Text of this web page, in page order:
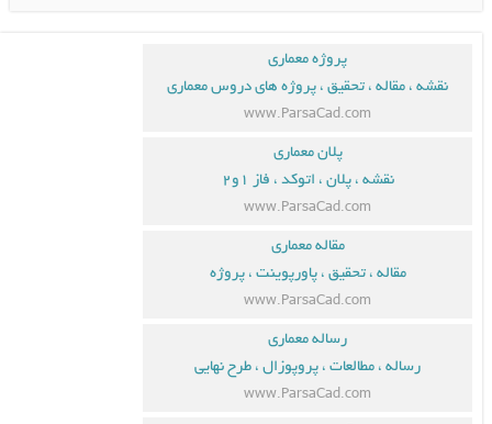
پروژه معماری
نقشه ، مقاله ، تحقیق ، پروژه های دروس معماری
www.ParsaCad.com
پلان معماری
نقشه ، پلان ، اتوکد ، فاز ۱و۲
www.ParsaCad.com
مقاله معماری
مقاله ، تحقیق ، پاورپوینت ، پروژه
www.ParsaCad.com
رساله معماری
رساله ، مطالعات ، پروپوزال ، طرح نهایی
www.ParsaCad.com